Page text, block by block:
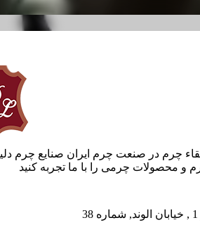
چرم در صنعت چرم ایران صنایع چرم
و محصولات چرمی را با ما تجربه کنید